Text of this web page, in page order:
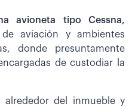
avioneta tipo Cessna,
aviación y ambientes
donde presuntamente
de custodiar la
alrededor del inmueble y